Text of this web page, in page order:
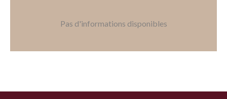
Pas d'informations disponibles